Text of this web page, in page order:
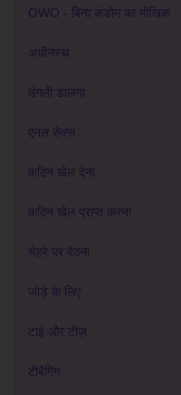
OWO - बिना कंडोम का मौखिक
अधीनस्थ
उंगली डालना
एनल सेक्स
कठिन खेल देना
कठिन खेल प्राप्त करना
चेहरे पर बैठना
जोड़े के लिए
टाई और टीज़
टीबैगिंग